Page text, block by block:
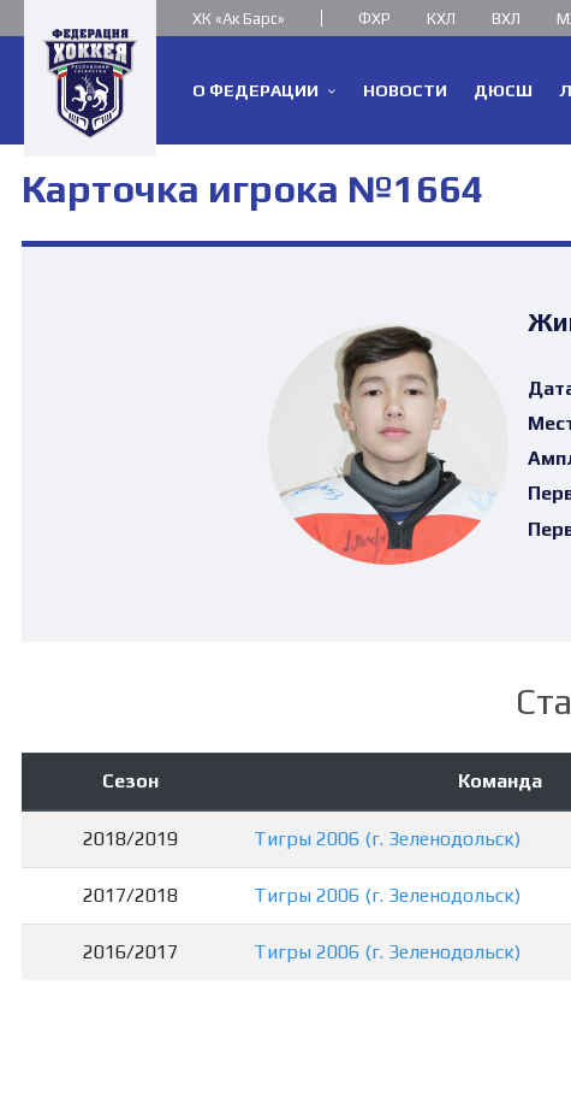
ХК «Ак Барс» ФХР КХЛ ВХЛ
О ФЕДЕРАЦИИ НОВОСТИ ДЮСШ
Карточка игрока №1664
Сезон Команда
2018/2019 Тигры 2006 (г. Зеленодольск)
2017/2018 Тигры 2006 (г. Зеленодольск)
2016/2017 Тигры 2006 (г. Зеленодольск)